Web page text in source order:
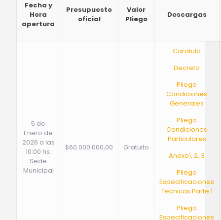
Fecha y
Hora
apertura
Presupuesto
oficial
Valor
Pliego
Descargas
5 de
Enero de
2026 a las
10:00 hs.
Sede
Municipal
$60.000.000,00 Gratuito
Caratula
Decreto
Pliego
Condiciones
Generales
Pliego
Condiciones
Particulares
Anexo1, 2, 3
Pliego
Especificaciones
Tecnicas Parte 1
Pliego
Especificaciones